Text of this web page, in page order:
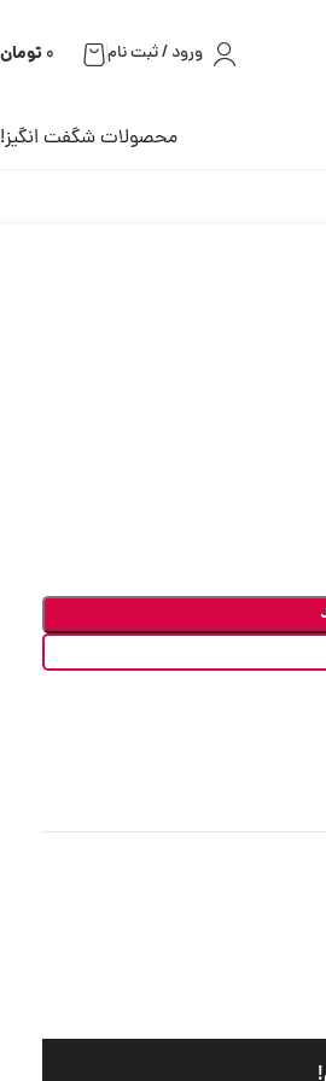
ورود / ثبت نام 0تومان
محصولات شگفت انگیز!